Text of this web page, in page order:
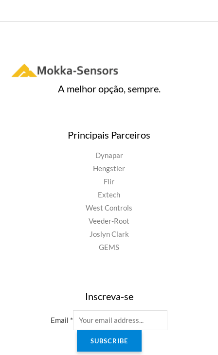
A melhor opção, sempre.
Principais Parceiros
Dynapar
Hengstler
Flir
Extech
West Controls
Veeder-Root
Joslyn Clark
GEMS
Inscreva-se
Email *
SUBSCRIBE